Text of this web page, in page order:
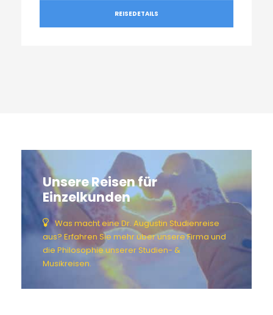
REISEDETAILS
Unsere Reisen für
Einzelkunden
Was macht eine Dr. Augustin Studienreise
aus? Erfahren Sie mehr über unsere Firma und
die Philosophie unserer Studien- &
Musikreisen.